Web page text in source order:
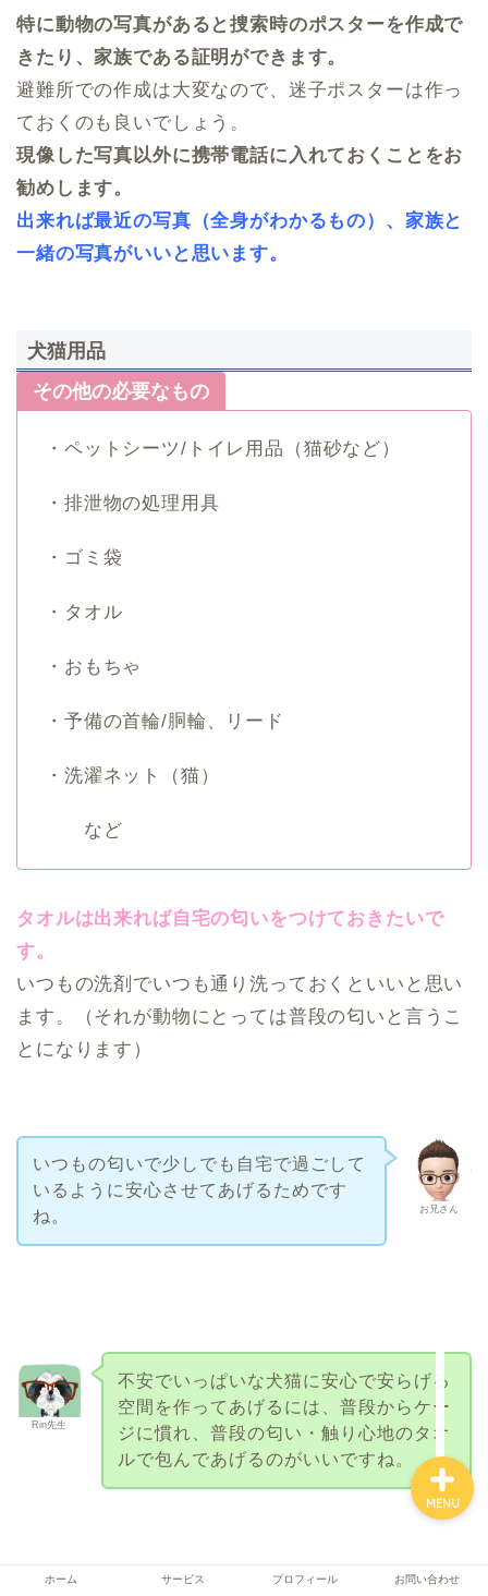
特に動物の写真があると捜索時のポスターを作成で
きたり、家族である証明ができます。
避難所での作成は大変なので、迷子ポスターは作っ
ておくのも良いでしょう。
現像した写真以外に携帯電話に入れておくことをお
勧めします。
出来れば最近の写真（全身がわかるもの）、家族と
一緒の写真がいいと思います。
犬猫用品
その他の必要なもの
・ペットシーツ/トイレ用品（猫砂など）
・排泄物の処理用具
・ゴミ袋
・タオル
・おもちゃ
・予備の首輪/胴輪、リード
・洗濯ネット（猫）
など
タオルは出来れば自宅の匂いをつけておきたいで
す。
いつもの洗剤でいつも通り洗っておくといいと思い
ます。（それが動物にとっては普段の匂いと言うこ
とになります）
お兄さん
いつもの匂いで少しでも自宅で過ごして
いるように安心させてあげるためです
ね。
Rin先生
不安でいっぱいな犬猫に安心で安らげる
空間を作ってあげるには、普段からケー
ジに慣れ、普段の匂い・触り心地のタオ
ルで包んであげるのがいいですね。
ホーム サービス プロフィール お問い合わせ
MENU
ホーム
お問い合わせ